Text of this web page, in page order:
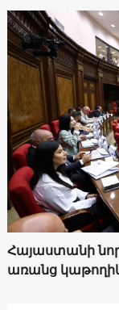
Հայաստանի
առանց